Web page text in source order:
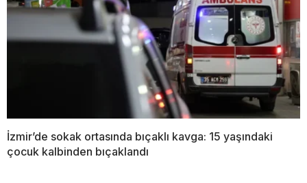
İzmir’de sokak ortasında bıçaklı kavga: 15 yaşındaki
çocuk kalbinden bıçaklandı